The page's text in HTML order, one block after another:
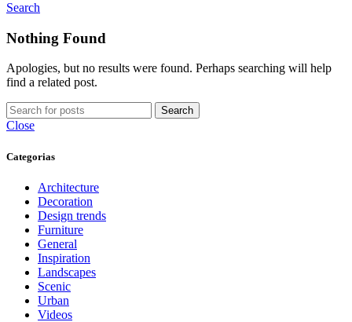
Search
Nothing Found
Apologies, but no results were found. Perhaps searching will help
find a related post.
Search
Close
Categorias
Architecture
Decoration
Design trends
Furniture
General
Inspiration
Landscapes
Scenic
Urban
Videos